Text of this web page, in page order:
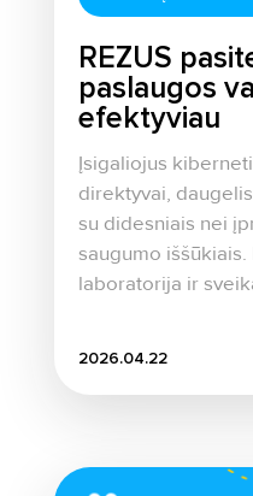
REZUS
paslaugos
efektyviau
Įsigaliojus
direktyvai,
su didesniais nei
saugumo
laboratorija ir
2026.04.22